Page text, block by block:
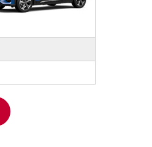
業務運営方針（FD宣
誘方針
ルドクラフト